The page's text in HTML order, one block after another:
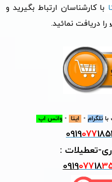
با کارشناسان ارتباط بگیرید و
را دریافت نمائید.
تلگرام - ایتا - واتس اپ
0919077
تعطیلات :
091907718